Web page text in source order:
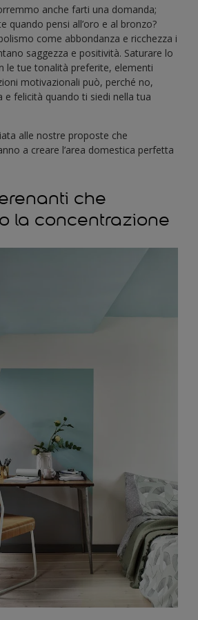
anche farti una domanda;
quando pensi all’oro e al bronzo?
come abbondanza e ricchezza i
saggezza e positività. Saturare lo
le tue tonalità preferite, elementi
motivazionali può, perché no,
e felicità quando ti siedi nella tua
alle nostre proposte che
a creare l’area domestica perfetta
che
la concentrazione